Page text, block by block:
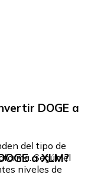
DOGE a
del tipo de
Según el
niveles de
a XLM?